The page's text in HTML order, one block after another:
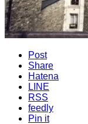
Post
Share
Hatena
LINE
RSS
feedly
Pin it